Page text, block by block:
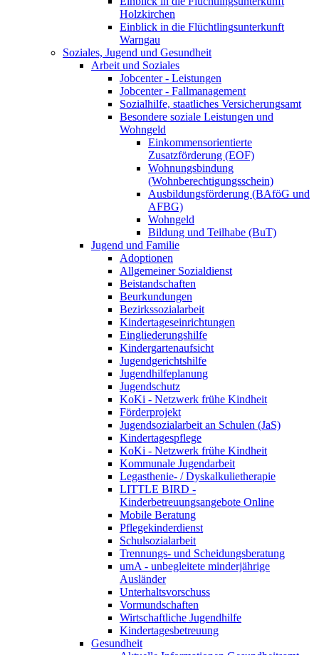
Holzkirchen
Einblick in die Flüchtlingsunterkunft
Warngau
Soziales, Jugend und Gesundheit
Arbeit und Soziales
Jobcenter - Leistungen
Jobcenter - Fallmanagement
Sozialhilfe, staatliches Versicherungsamt
Besondere soziale Leistungen und
Wohngeld
Einkommensorientierte
Zusatzförderung (EOF)
Wohnungsbindung
(Wohnberechtigungsschein)
Ausbildungsförderung (BAföG und
AFBG)
Wohngeld
Bildung und Teilhabe (BuT)
Jugend und Familie
Adoptionen
Allgemeiner Sozialdienst
Beistandschaften
Beurkundungen
Bezirkssozialarbeit
Kindertageseinrichtungen
Eingliederungshilfe
Kindergartenaufsicht
Jugendgerichtshilfe
Jugendhilfeplanung
Jugendschutz
KoKi - Netzwerk frühe Kindheit
Förderprojekt
Jugendsozialarbeit an Schulen (JaS)
Kindertagespflege
KoKi - Netzwerk frühe Kindheit
Kommunale Jugendarbeit
Legasthenie- / Dyskalkulietherapie
LITTLE BIRD -
Kinderbetreuungsangebote Online
Mobile Beratung
Pflegekinderdienst
Schulsozialarbeit
Trennungs- und Scheidungsberatung
umA - unbegleitete minderjährige
Ausländer
Unterhaltsvorschuss
Vormundschaften
Wirtschaftliche Jugendhilfe
Kindertagesbetreuung
Gesundheit